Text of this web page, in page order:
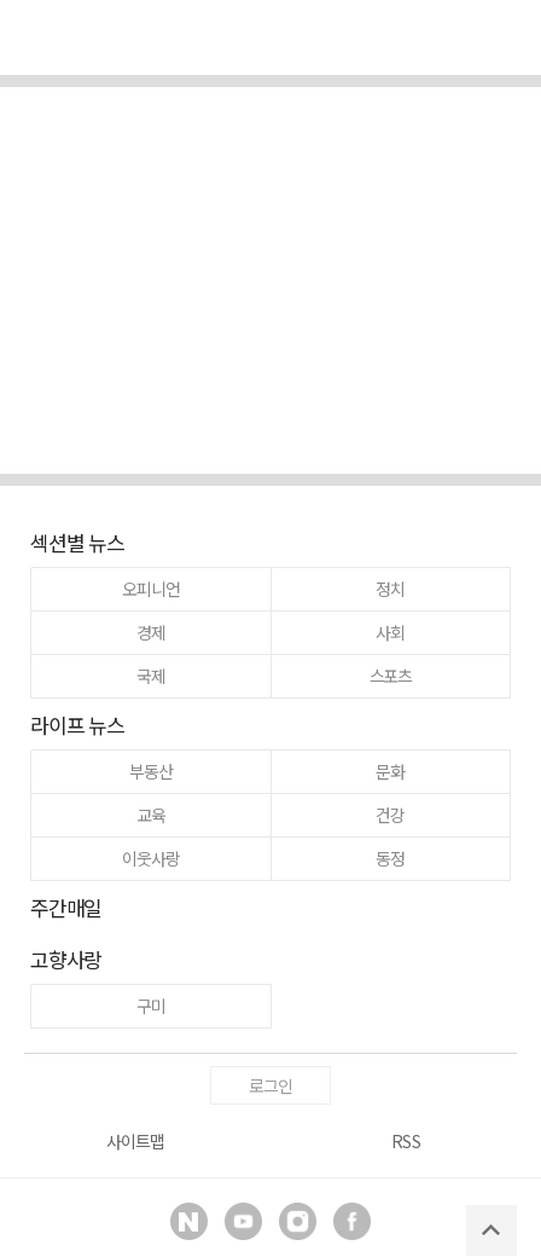
섹션별 뉴스
오피니언
정치
경제
사회
국제
스포츠
라이프 뉴스
부동산
문화
교육
건강
이웃사랑
동정
주간매일
고향사랑
구미
로그인
사이트맵 RSS